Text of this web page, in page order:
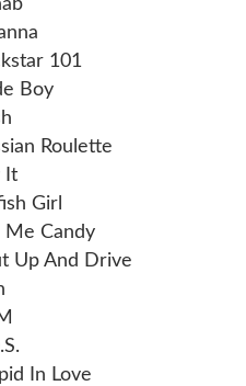
101
Boy
Roulette
It
Girl
Me Candy
Up And Drive
In Love